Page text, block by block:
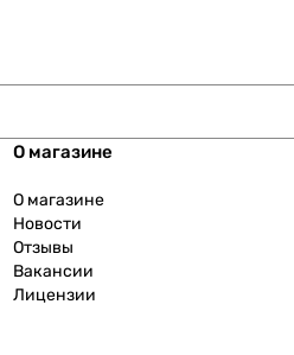
О магазине
О магазине
Новости
Отзывы
Вакансии
Лицензии